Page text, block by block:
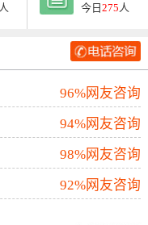
人 今日275 人
96%网友咨询
94%网友咨询
98%网友咨询
92%网友咨询